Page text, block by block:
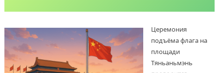
Церемония
подъёма флага на
площади
Тяньаньмэнь